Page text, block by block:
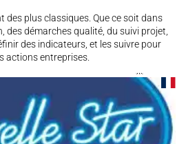
des plus classiques. Que ce soit dans
des démarches qualité, du suivi projet,
des indicateurs, et les suivre pour
actions entreprises.